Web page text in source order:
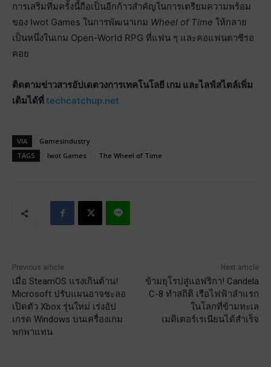
การเสริมทีมครั้งนี้ถือเป็นอีกก้าวสำคัญในการเตรียมความพร้อม
ของ Iwot Games ในการพัฒนาเกม Wheel of Time ให้กลาย
เป็นหนึ่งในเกม Open-World RPG ที่แฟน ๆ และคอแฟนตาซีรอ
คอย
ติดตามข่าวสารอัปเดตวงการเทคโนโลยี เกม และไลฟ์สไตล์เพิ่ม
เติมได้ที่ techcatchup.net
VIA
Gamesindustry
TAGS
Iwot Games The Wheel of Time
Previous article
เมื่อ SteamOS แรงเกินต้าน!
Microsoft ปรับแผนอาจชะลอ
เปิดตัว Xbox รุ่นใหม่ เร่งอัป
เกรด Windows บนเครื่องเกม
พกพาแทน
Next article
ข้ามยุโรปสู่แอฟริกา! Candela
C-8 ทำสถิติ เรือไฟฟ้าลำแรก
ในโลกที่ข้ามทะเล
เมดิเตอร์เรเนียนได้สำเร็จ